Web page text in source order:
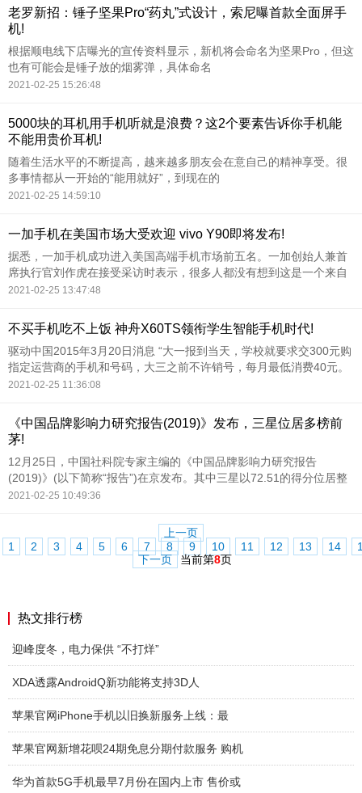
老罗新招：锤子坚果Pro“药丸”式设计，索尼曝首款全面屏手
机!
根据顺电线下店曝光的宣传资料显示，新机将会命名为坚果Pro，但这
也有可能会是锤子放的烟雾弹，具体命名
2021-02-25 15:26:48
5000块的耳机用手机听就是浪费？这2个要素告诉你手机能
不能用贵价耳机!
随着生活水平的不断提高，越来越多朋友会在意自己的精神享受。很
多事情都从一开始的“能用就好”，到现在的
2021-02-25 14:59:10
一加手机在美国市场大受欢迎 vivo Y90即将发布!
据悉，一加手机成功进入美国高端手机市场前五名。一加创始人兼首
席执行官刘作虎在接受采访时表示，很多人都没有想到这是一个来自
中国、来自深圳的手机品牌。
2021-02-25 13:47:48
不买手机吃不上饭 神舟X60TS领衔学生智能手机时代!
驱动中国2015年3月20日消息 “大一报到当天，学校就要求交300元购
指定运营商的手机和号码，大三之前不许销号，每月最低消费40元。
在学校吃饭、洗澡，借书等都须刷新手机，否则诸多不变，吃饭会成
新浪微博的热门话题。
2021-02-25 11:36:08
《中国品牌影响力研究报告(2019)》发布，三星位居多榜前
茅!
12月25日，中国社科院专家主编的《中国品牌影响力研究报告
(2019)》(以下简称“报告”)在京发布。其中三星以72.51的得分位居整
体榜单第三，同时在外企排行榜与手机行业排行榜中也均列首席。
2021-02-25 10:49:36
上一页
1
2 3 4 5 6 7 8 9 10 11 12 13 14
下一页
当前第8页
热文排行榜
迎峰度冬，电力保供 “不打烊”
XDA透露AndroidQ新功能将支持3D人
苹果官网iPhone手机以旧换新服务上线：最
苹果官网新增花呗24期免息分期付款服务 购机
华为首款5G手机最早7月份在国内上市 售价或